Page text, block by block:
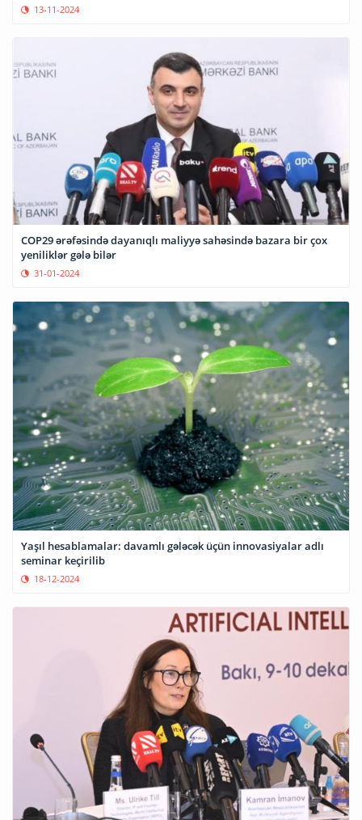
13-11-2024
COP29 ərəfəsində dayanıqlı maliyyə sahəsində bazara bir çox
yeniliklər gələ bilər
31-01-2024
Yaşıl hesablamalar: davamlı gələcək üçün innovasiyalar adlı
seminar keçirilib
18-12-2024